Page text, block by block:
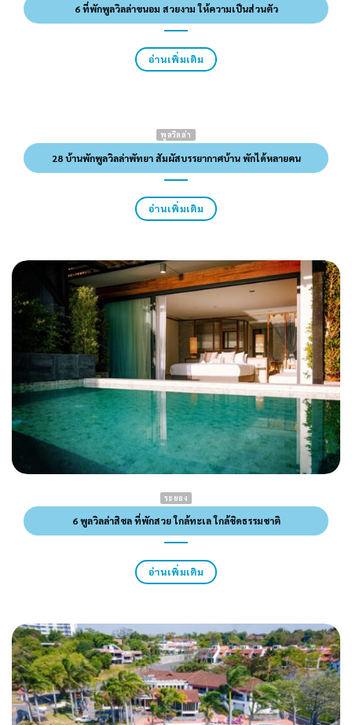
6 ที่พักพูลวิลล่าขนอม สวยงาม ให้ความเป็นส่วนตัว
อ่านเพิ่มเติม
พูลวิลล่า
28 บ้านพักพูลวิลล่าพัทยา สัมผัสบรรยากาศบ้าน พักได้หลายคน
อ่านเพิ่มเติม
ระยอง
6 พูลวิลล่าสิชล ที่พักสวย ใกล้ทะเล ใกล้ชิดธรรมชาติ
อ่านเพิ่มเติม